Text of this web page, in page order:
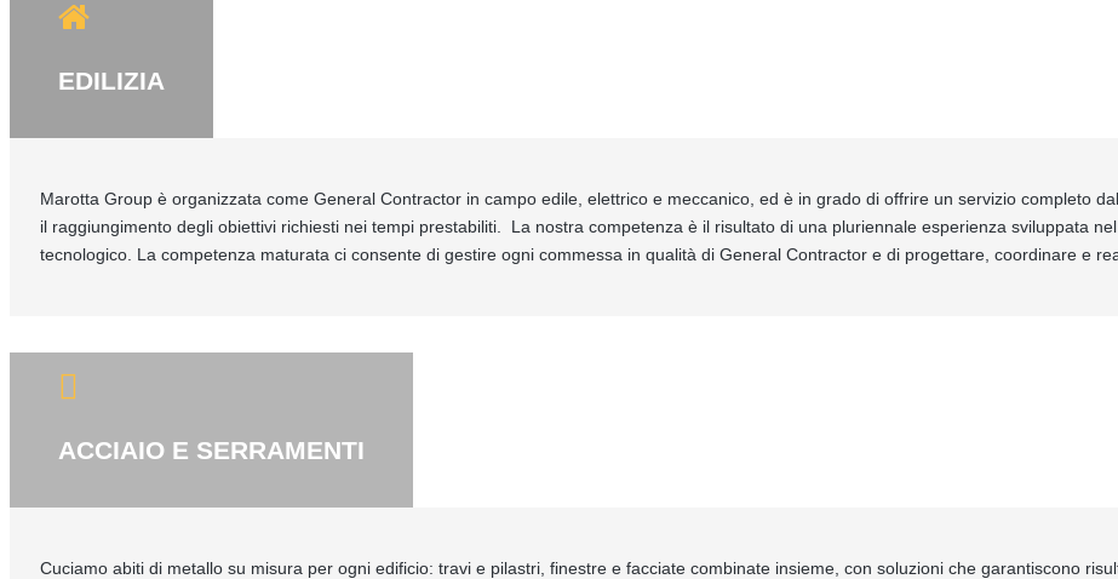
EDILIZIA
Marotta Group è organizzata come General Contractor in campo edile, elettrico e meccanico, ed è in grado di offrire un servizio completo
il raggiungimento degli obiettivi richiesti nei tempi prestabiliti. La nostra competenza è il risultato di una pluriennale esperienza sviluppata
tecnologico. La competenza maturata ci consente di gestire ogni commessa in qualità di General Contractor e di progettare, coordinare e
ACCIAIO E SERRAMENTI
Cuciamo abiti di metallo su misura per ogni edificio: travi e pilastri, finestre e facciate combinate insieme, con soluzioni che garantiscono